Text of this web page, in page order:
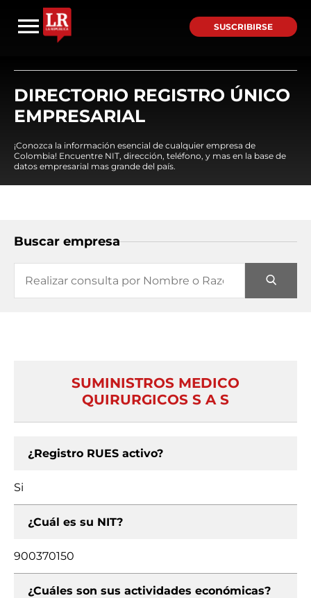
SUSCRIBIRSE
DIRECTORIO REGISTRO ÚNICO
EMPRESARIAL
¡Conozca la información esencial de cualquier empresa de
Colombia! Encuentre NIT, dirección, teléfono, y mas en la base de
datos empresarial mas grande del país.
Buscar empresa
SUMINISTROS MEDICO
QUIRURGICOS S A S
¿Registro RUES activo?
Si
¿Cuál es su NIT?
900370150
¿Cuáles son sus actividades económicas?